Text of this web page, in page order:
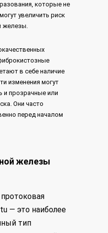
которые не
увеличить риск
железы.
в себе наличие
изменения могут
и прозрачные или
Они часто
перед началом
железы
— это наиболее
тип